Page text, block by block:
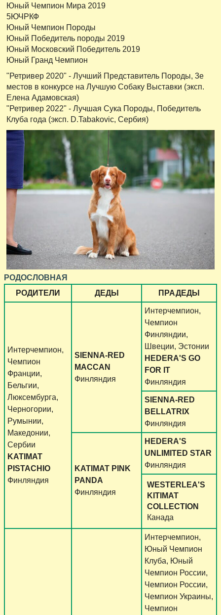
Юный Чемпион Мира 2019
5ЮЧРКФ
Юный Чемпион Породы
Юный Победитель породы 2019
Юный Московский Победитель 2019
Юный Гранд Чемпион
"Ретривер 2020" - Лучший Представитель Породы, 3е
местов в конкурсе на Лучшую Собаку Выставки (эксп.
Елена Адамовская)
"Ретривер 2022" - Лучшая Сука Породы, Победитель
Клуба года (эксп. D.Tabakovic, Сербия)
РОДОСЛОВНАЯ
РОДИТЕЛИ
ДЕДЫ ПРАДЕДЫ
Интерчемпион,
Чемпион
Франции,
Бельгии,
Люксембурга,
Черногории,
Румынии,
Македонии,
Сербии
KATIMAT
PISTACHIO
Финляндия
SIENNA-RED
MACCAN
Финляндия
Интерчемпион,
Чемпион
Финляндии,
Швеции, Эстонии
HEDERA'S GO
FOR IT
Финляндия
SIENNA-RED
BELLATRIX
Финляндия
KATIMAT PINK
PANDA
Финляндия
HEDERA'S
UNLIMITED STAR
Финляндия
WESTERLEA'S
KITIMAT
COLLECTION
Канада
Интерчемпион,
Юный Чемпион
Клуба, Юный
Чемпион России,
Чемпион России,
Чемпион Украины,
Чемпион